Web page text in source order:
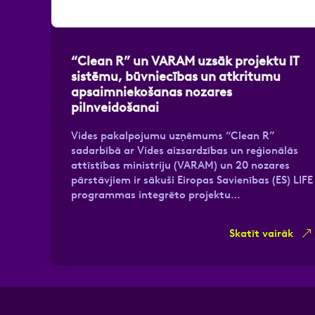
“Clean R” un VARAM uzsāk projektu IT
sistēmu, būvniecības un atkritumu
apsaimniekošanas nozares
pilnveidošanai
Vides pakalpojumu uzņēmums “Clean R”
sadarbībā ar Vides aizsardzības un reģionālās
attīstības ministriju (VARAM) un 20 nozares
pārstāvjiem ir sākuši Eiropas Savienības (ES) LIFE
programmas integrēto projektu…
Skatīt vairāk